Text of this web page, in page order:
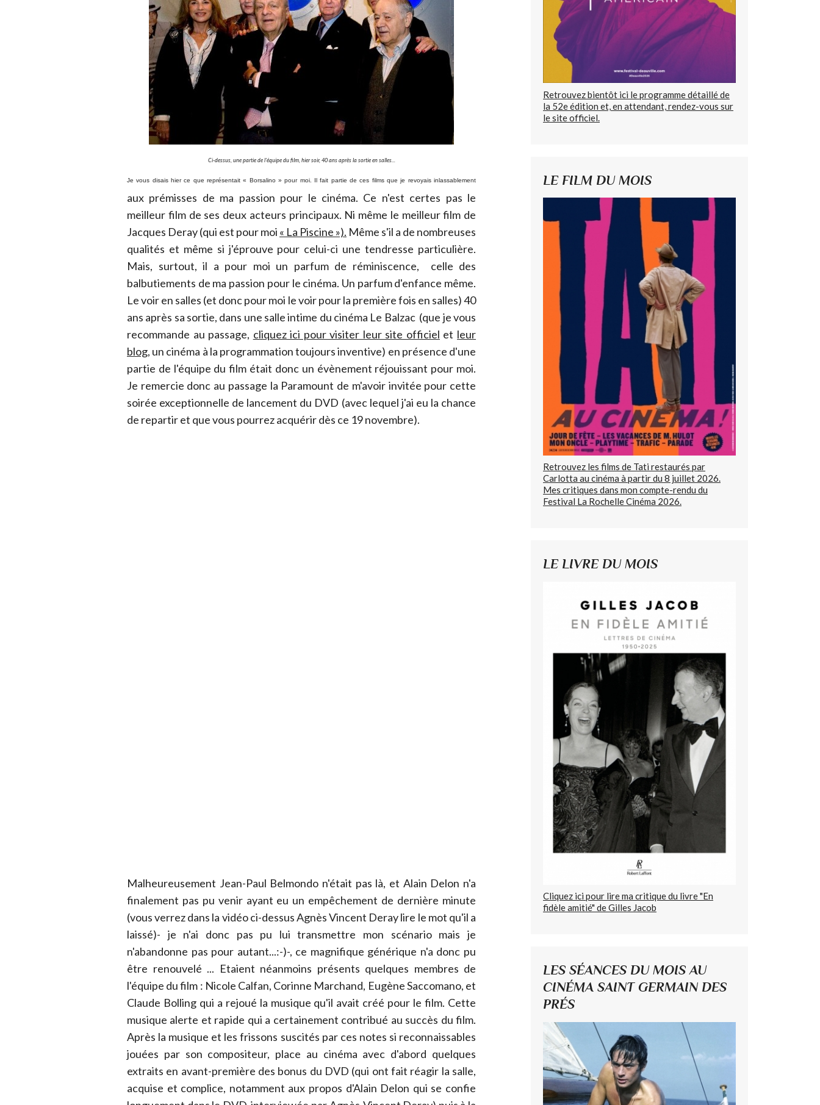
Ci-dessus, une partie de l'équipe du film, hier soir, 40 ans après la sortie en salles...
Je vous disais hier ce que représentait « Borsalino » pour moi. Il fait partie de ces films que je revoyais inlassablement
aux prémisses de ma passion pour le cinéma. Ce n'est certes pas le
meilleur film de ses deux acteurs principaux. Ni même le meilleur film de
Jacques Deray (qui est pour moi « La Piscine »). Même s'il a de nombreuses
qualités et même si j'éprouve pour celui-ci une tendresse particulière.
Mais, surtout, il a pour moi un parfum de réminiscence, celle des
balbutiements de ma passion pour le cinéma. Un parfum d'enfance même.
Le voir en salles (et donc pour moi le voir pour la première fois en salles) 40
ans après sa sortie, dans une salle intime du cinéma Le Balzac (que je vous
recommande au passage, cliquez ici pour visiter leur site officiel et leur
blog, un cinéma à la programmation toujours inventive) en présence d'une
partie de l'équipe du film était donc un évènement réjouissant pour moi.
Je remercie donc au passage la Paramount de m'avoir invitée pour cette
soirée exceptionnelle de lancement du DVD (avec lequel j'ai eu la chance
de repartir et que vous pourrez acquérir dès ce 19 novembre).
Malheureusement Jean-Paul Belmondo n'était pas là, et Alain Delon n'a
finalement pas pu venir ayant eu un empêchement de dernière minute
(vous verrez dans la vidéo ci-dessus Agnès Vincent Deray lire le mot qu'il a
laissé)- je n'ai donc pas pu lui transmettre mon scénario mais je
n'abandonne pas pour autant...:-)-, ce magnifique générique n'a donc pu
être renouvelé ... Etaient néanmoins présents quelques membres de
l'équipe du film : Nicole Calfan, Corinne Marchand, Eugène Saccomano, et
Claude Bolling qui a rejoué la musique qu'il avait créé pour le film. Cette
musique alerte et rapide qui a certainement contribué au succès du film.
Après la musique et les frissons suscités par ces notes si reconnaissables
jouées par son compositeur, place au cinéma avec d'abord quelques
extraits en avant-première des bonus du DVD (qui ont fait réagir la salle,
acquise et complice, notamment aux propos d'Alain Delon qui se confie
Retrouvez bientôt ici le programme détaillé de
la 52e édition et, en attendant, rendez-vous sur
le site officiel.
LE FILM DU MOIS
Retrouvez les films de Tati restaurés par
Carlotta au cinéma à partir du 8 juillet 2026.
Mes critiques dans mon compte-rendu du
Festival La Rochelle Cinéma 2026.
LE LIVRE DU MOIS
Cliquez ici pour lire ma critique du livre "En
fidèle amitié" de Gilles Jacob
LES SÉANCES DU MOIS AU
CINÉMA SAINT GERMAIN DES
PRÉS